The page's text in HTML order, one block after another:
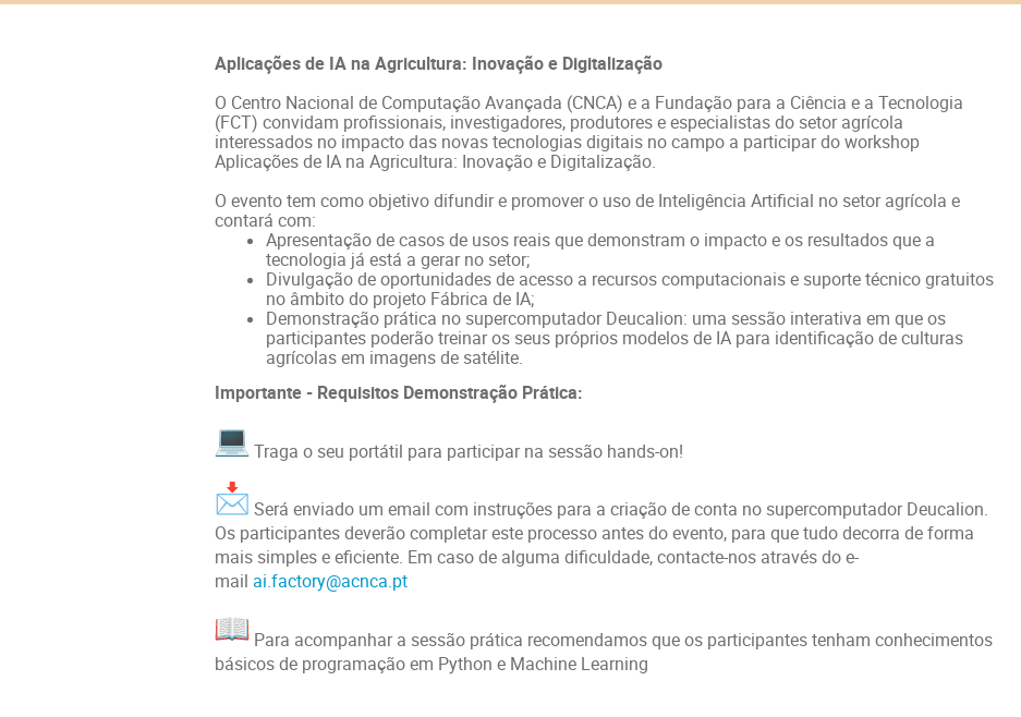
Aplicações de IA na Agricultura: Inovação e Digitalização
O Centro Nacional de Computação Avançada (CNCA) e a Fundação para a Ciência e a Tecnologia
(FCT) convidam profissionais, investigadores, produtores e especialistas do setor agrícola
interessados no impacto das novas tecnologias digitais no campo a participar do workshop
Aplicações de IA na Agricultura: Inovação e Digitalização.
O evento tem como objetivo difundir e promover o uso de Inteligência Artificial no setor agrícola e
contará com:
Apresentação de casos de usos reais que demonstram o impacto e os resultados que a
tecnologia já está a gerar no setor;
Divulgação de oportunidades de acesso a recursos computacionais e suporte técnico gratuitos
no âmbito do projeto Fábrica de IA;
Demonstração prática no supercomputador Deucalion: uma sessão interativa em que os
participantes poderão treinar os seus próprios modelos de IA para identificação de culturas
agrícolas em imagens de satélite.
Importante - Requisitos Demonstração Prática:
Traga o seu portátil para participar na sessão hands-on!
Será enviado um email com instruções para a criação de conta no supercomputador Deucalion.
Os participantes deverão completar este processo antes do evento, para que tudo decorra de forma
mais simples e eficiente. Em caso de alguma dificuldade, contacte-nos através do e-
mail ai.factory@acnca.pt
Para acompanhar a sessão prática recomendamos que os participantes tenham conhecimentos
básicos de programação em Python e Machine Learning